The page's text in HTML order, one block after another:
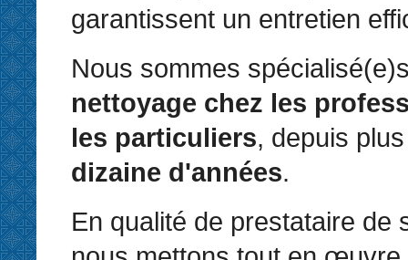
garantissent un entretien
Nous sommes
nettoyage chez les
les particuliers, depuis
dizaine d'années.
En qualité de prestataire de